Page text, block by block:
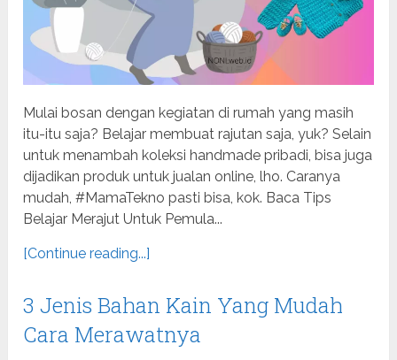
Mulai bosan dengan kegiatan di rumah yang masih
itu-itu saja? Belajar membuat rajutan saja, yuk? Selain
untuk menambah koleksi handmade pribadi, bisa juga
dijadikan produk untuk jualan online, lho. Caranya
mudah, #MamaTekno pasti bisa, kok. Baca Tips
Belajar Merajut Untuk Pemula...
[Continue reading...]
3 Jenis Bahan Kain Yang Mudah
Cara Merawatnya